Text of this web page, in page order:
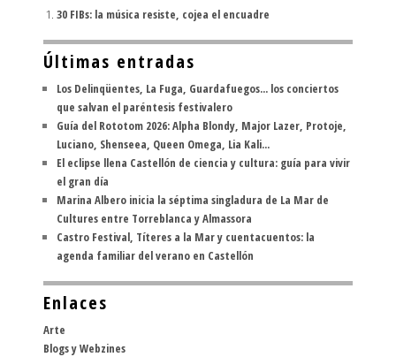
30 FIBs: la música resiste, cojea el encuadre
Últimas entradas
Los Delinqüentes, La Fuga, Guardafuegos... los conciertos
que salvan el paréntesis festivalero
Guía del Rototom 2026: Alpha Blondy, Major Lazer, Protoje,
Luciano, Shenseea, Queen Omega, Lia Kali...
El eclipse llena Castellón de ciencia y cultura: guía para vivir
el gran día
Marina Albero inicia la séptima singladura de La Mar de
Cultures entre Torreblanca y Almassora
Castro Festival, Títeres a la Mar y cuentacuentos: la
agenda familiar del verano en Castellón
Enlaces
Arte
Blogs y Webzines